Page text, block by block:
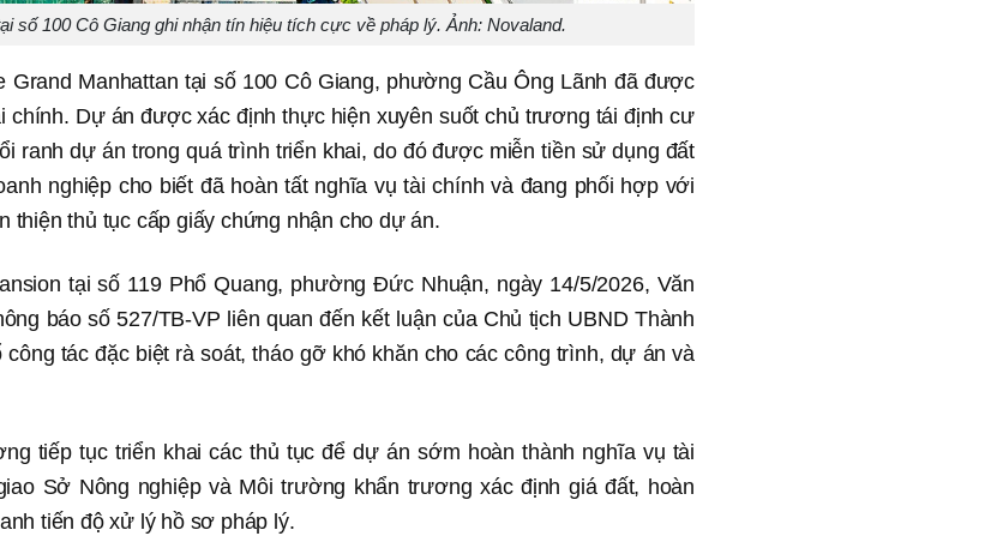
số 100 Cô Giang ghi nhận tín hiệu tích cực về pháp lý. Ảnh: Novaland.
Manhattan tại số 100 Cô Giang, phường Cầu Ông Lãnh đã được
chính. Dự án được xác định thực hiện xuyên suốt chủ trương tái định cư
ranh dự án trong quá trình triển khai, do đó được miễn tiền sử dụng đất
nghiệp cho biết đã hoàn tất nghĩa vụ tài chính và đang phối hợp với
thiện thủ tục cấp giấy chứng nhận cho dự án.
tại số 119 Phổ Quang, phường Đức Nhuận, ngày 14/5/2026, Văn
báo số 527/TB-VP liên quan đến kết luận của Chủ tịch UBND Thành
tác đặc biệt rà soát, tháo gỡ khó khăn cho các công trình, dự án và
tiếp tục triển khai các thủ tục để dự án sớm hoàn thành nghĩa vụ tài
Sở Nông nghiệp và Môi trường khẩn trương xác định giá đất, hoàn
tiến độ xử lý hồ sơ pháp lý.